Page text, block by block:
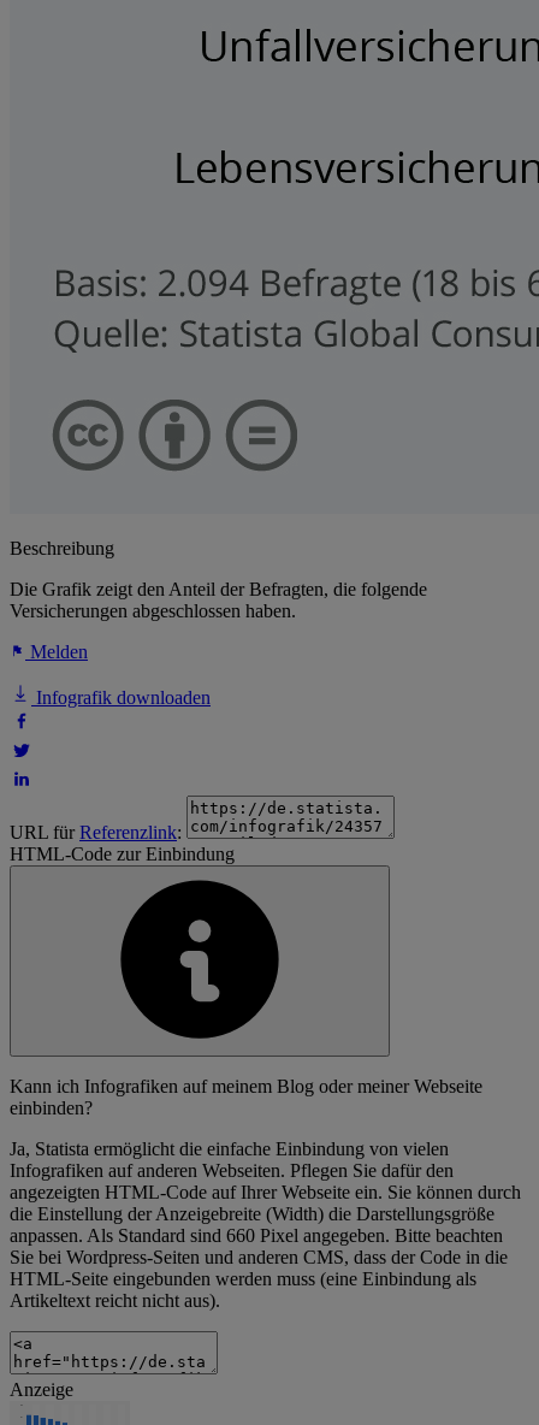
Beschreibung
Die Grafik zeigt den Anteil der Befragten, die folgende
Versicherungen abgeschlossen haben.
Melden
Infografik downloaden
URL fürReferenzlink:
HTML-Code zur Einbindung
Kann ich Infografiken auf meinem Blog oder meiner Webseite
einbinden?
Ja, Statista ermöglicht die einfache Einbindung von vielen
Infografiken auf anderen Webseiten. Pflegen Sie dafür den
angezeigten HTML-Code auf Ihrer Webseite ein. Sie können durch
die Einstellung der Anzeigebreite (Width) die Darstellungsgröße
anpassen. Als Standard sind 660 Pixel angegeben. Bitte beachten
Sie bei Wordpress-Seiten und anderen CMS, dass der Code in die
HTML-Seite eingebunden werden muss (eine Einbindung als
Artikeltext reicht nicht aus).
Anzeige